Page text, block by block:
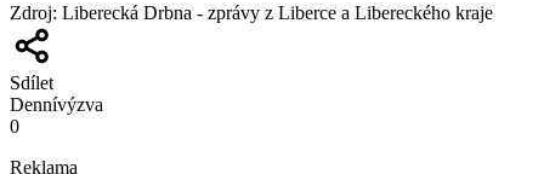
Zdroj: Liberecká Drbna - zprávy z Liberce a Libereckého kraje
Sdílet
Dennívýzva
0
Reklama